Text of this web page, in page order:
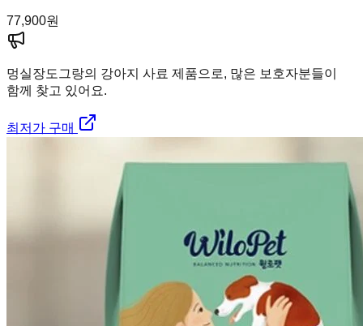
77,900원
멍실장도그랑의 강아지 사료 제품으로, 많은 보호자분들이
함께 찾고 있어요.
최저가 구매